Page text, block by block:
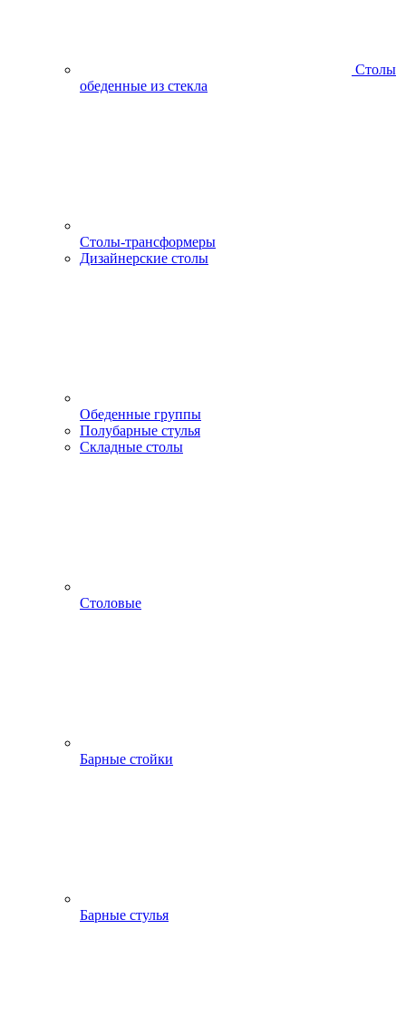
Столы
обеденные из стекла
Столы-трансформеры
Дизайнерские столы
Обеденные группы
Полубарные стулья
Складные столы
Столовые
Барные стойки
Барные стулья